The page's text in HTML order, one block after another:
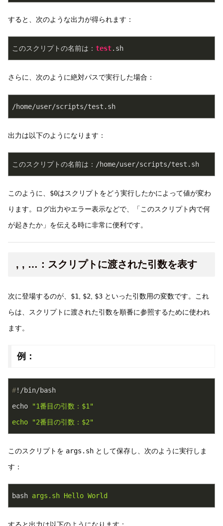
すると、次のような出力が得られます：
このスクリプトの名前は： test.sh
さらに、次のように絶対パスで実行した場合：
/home/user/scripts/test.sh
出力は以下のようになります：
このスクリプトの名前は：/home/user/scripts/test.sh
このように、 $0はスクリプトをどう実行したかによって値が変わ
ります。ログ出力やエラー表示などで、「このスクリプト内で何
が起きたか」を伝える時に非常に便利です。
, , …：スクリプトに渡された引数を表す
次に登場するのが、 $1 $2 $3 といった引数用の変数です。これ
らは、スクリプトに渡された引数を順番に参照するために使われ
ます。
例：
#!/bin/bash
echo
"1番目の引数： $1 "
echo
"2番目の引数： $2"
このスクリプトを args.sh として保存し、次のように実行しま
す：
bash args.sh Hello World